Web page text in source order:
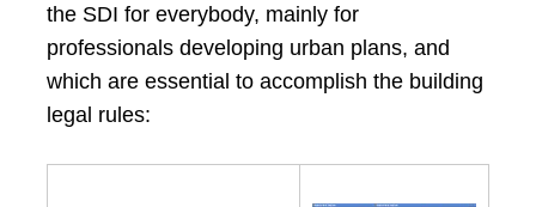
the SDI for everybody, mainly for
professionals developing urban plans, and
which are essential to accomplish the building
legal rules: